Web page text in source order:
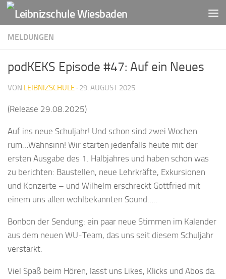
Zum Inhalt springen
MELDUNGEN
podKEKS Episode #47: Auf ein Neues
VON LEIBNIZSCHULE · 29. AUGUST 2025
(Release 29.08.2025)
Auf ins neue Schuljahr! Und schon sind zwei Wochen
rum…Wahnsinn! Wir starten jedenfalls heute mit der
ersten Ausgabe des 1. Halbjahres und haben schon was
zu berichten: Baustellen, neue Lehrkräfte, Exkursionen
und Konzerte – und Wilhelm erschreckt Gottfried mit
einem uns allen wohlbekannten Sound…..
Bonbon der Sendung: ein paar neue Stimmen im Kalender
aus dem neuen WU-Team, das uns seit diesem Schuljahr
verstärkt.
Viel Spaß beim Hören, lasst uns Likes, Klicks und Abos da.